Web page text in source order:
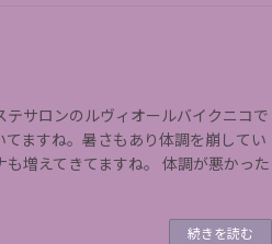
サロンのルヴィオールバイクニコで
ますね。暑さもあり体調を崩してい
増えてきてますね。 体調が悪かった
続きを読む